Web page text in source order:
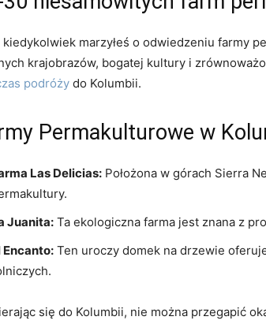
marzyłeś o odwiedzeniu ‍farmy⁤
krajobrazów, ⁤bogatej kultury i
podróży do Kolumbii.
Permakulturowe w
Las Delicias: ‍Położona w górach Sierra
Juanita: Ta ekologiczna farma⁤ jest‍ znana z
Encanto: Ten uroczy domek⁤ na drzewie
się‍ do ⁣Kolumbii, ⁤nie można przegapić